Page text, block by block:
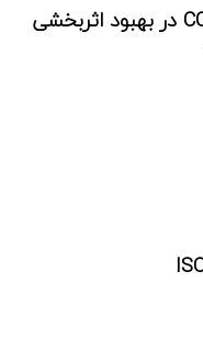
کارکردهای هزینه های کیفیت COQ در بهبود اثربخشی